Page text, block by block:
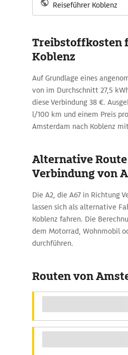
Reiseführer Koblenz
Treibstoffkosten
Koblenz
Auf Grundlage eines
von im Durchschnitt 27,5
diese Verbindung 38 €.
l/100 km und einem Preis
Amsterdam nach Koblenz
Alternative
Verbindung von
Die A2, die A67 in Richtung
lassen sich als alternative
Koblenz fahren. Die
dem Motorrad, Wohnmobil
durchführen.
Routen von